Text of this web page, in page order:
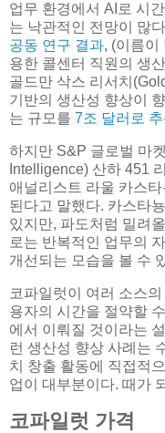
업무 환경에서 AI로 시
는 낙관적인 전망이 많
공동 연구 결과, (이름이
용한 콜센터 직원의 생
골드만 삭스 리서치
기반의 생산성 향상이
는 규모를 7조 달러로
하지만 S&P 글로벌 마
Intelligence) 산하 451
애널리스트 라울 카스
된다고 말했다. 카스타
있지만, 파도처럼 밀려
로는 반복적인 업무의
개선되는 모습을 볼 수
코파일럿이 여러 소스
용자의 시간을 절약할
에서 이뤄질 것이라는
런 생산성 향상 사례는
치 창출 활동에 직접적
업이 대부분이다. 때가
코파일럿 가격